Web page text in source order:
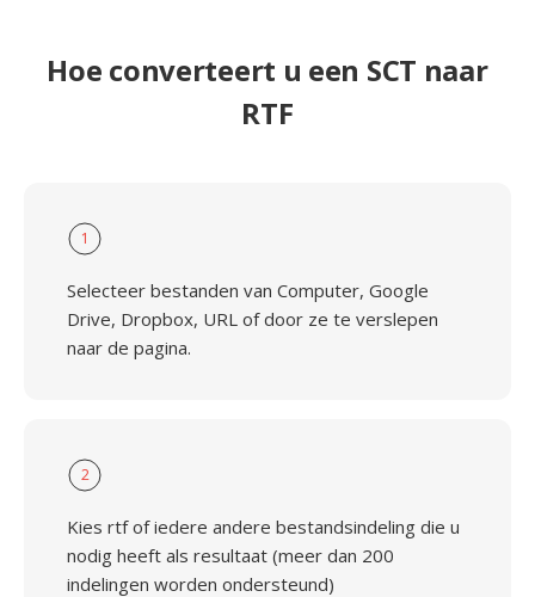
Hoe converteert u een SCT naar
RTF
1
Selecteer bestanden van Computer, Google
Drive, Dropbox, URL of door ze te verslepen
naar de pagina.
2
Kies rtf of iedere andere bestandsindeling die u
nodig heeft als resultaat (meer dan 200
indelingen worden ondersteund)